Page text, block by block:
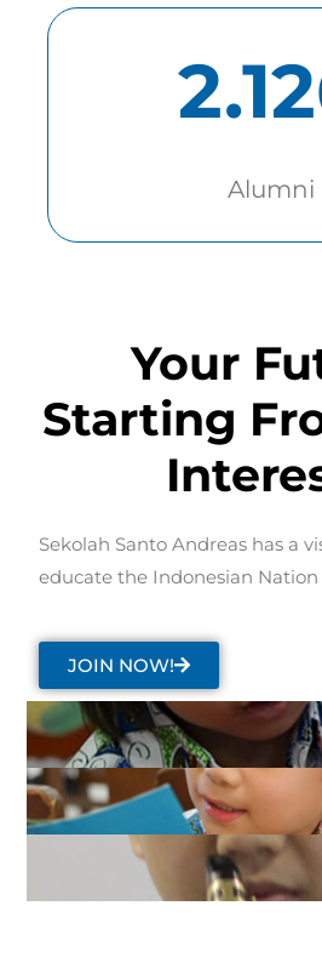
Alumni
Your
Starting
Sekolah Santo Andreas has a
educate the Indonesian Nation
JOIN NOW!